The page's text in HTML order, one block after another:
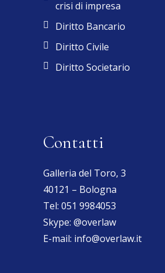
crisi di impresa
Diritto Bancario
Diritto Civile
Diritto Societario
Contatti
Galleria del Toro, 3
40121 – Bologna
Tel: 051 9984053
Skype: @overlaw
E-mail: info@overlaw.it